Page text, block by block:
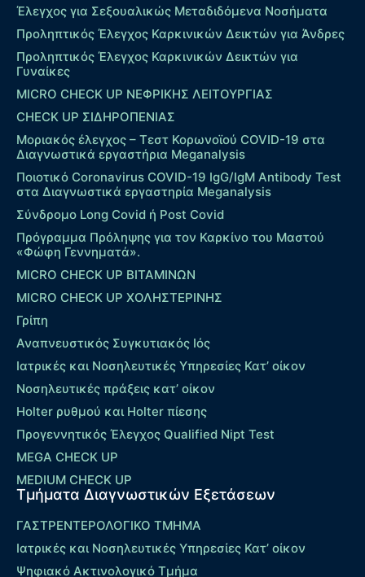
Έλεγχος για Σεξουαλικώς Μεταδιδόμενα Νοσήματα
Προληπτικός Έλεγχος Καρκινικών Δεικτών για Άνδρες
Προληπτικός Έλεγχος Καρκινικών Δεικτών για
Γυναίκες
MICRO CHECK UP ΝΕΦΡΙΚΗΣ ΛΕΙΤΟΥΡΓΙΑΣ
CHECK UP ΣΙΔΗΡΟΠΕΝΙΑΣ
Μοριακός έλεγχος – Τεστ Κορωνοϊού COVID-19 στα
Διαγνωστικά εργαστήρια Meganalysis
Ποιοτικό Coronavirus COVID-19 IgG/IgM Antibody Test
στα Διαγνωστικά εργαστηρία Meganalysis
Σύνδρομο Long Covid ή Post Covid
Πρόγραμμα Πρόληψης για τον Καρκίνο του Μαστού
«Φώφη Γεννηματά».
MICRO CHECK UP ΒΙΤΑΜΙΝΩΝ
MICRO CHECK UP ΧΟΛΗΣΤΕΡΙΝΗΣ
Γρίπη
Αναπνευστικός Συγκυτιακός Ιός
Ιατρικές και Νοσηλευτικές Υπηρεσίες Κατ’ οίκον
Νοσηλευτικές πράξεις κατ’ οίκον
Holter ρυθμού και Holter πίεσης
Προγεννητικός Έλεγχος Qualified Nipt Test
MEGA CHECK UP
MEDIUM CHECK UP
Τμήματα Διαγνωστικών Εξετάσεων
ΓΑΣΤΡΕΝΤΕΡΟΛΟΓΙΚΟ ΤΜΗΜΑ
Ιατρικές και Νοσηλευτικές Υπηρεσίες Κατ’ οίκον
Ψηφιακό Ακτινολογικό Τμήμα